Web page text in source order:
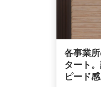
各事業
タート
ピード